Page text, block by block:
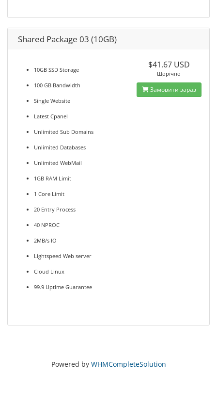
Shared Package 03 (10GB)
10GB SSD Storage
100 GB Bandwidth
Single Website
Latest Cpanel
Unlimited Sub Domains
Unlimited Databases
Unlimited WebMail
1GB RAM Limit
1 Core Limit
20 Entry Process
40 NPROC
2MB/s IO
Lightspeed Web server
Cloud Linux
99.9 Uptime Guarantee
$41.67 USD
Щорічно
Замовити зараз
Powered by WHMCompleteSolution